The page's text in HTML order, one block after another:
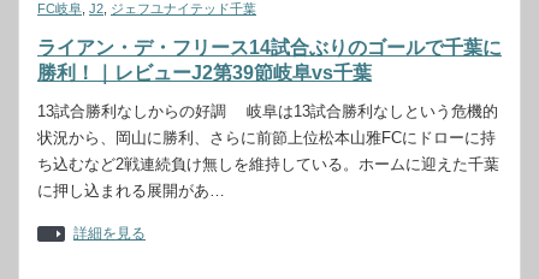
FC岐阜 J2 ジェフユナイテッド千葉
ライアン・デ・フリース14試合ぶりのゴールで千葉に
勝利！｜レビューJ2第39節岐阜vs千葉
13試合勝利なしからの好調 岐阜は13試合勝利なしという危機的
状況から、岡山に勝利、さらに前節上位松本山雅FCにドローに持
ち込むなど2戦連続負け無しを維持している。ホームに迎えた千葉
に押し込まれる展開があ…
詳細を見る